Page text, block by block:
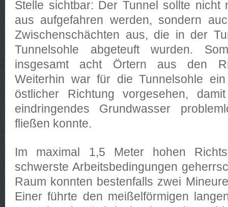
Stelle sichtbar: Der Tunnel sollte nicht
aus aufgefahren werden, sondern
Zwischenschächten aus, die in der
Tunnelsohle abgeteuft wurden.
insgesamt acht Örtern aus den
Weiterhin war für die Tunnelsohle
östlicher Richtung vorgesehen,
eindringendes Grundwasser
fließen konnte.
Im maximal 1,5 Meter hohen
schwerste Arbeitsbedingungen
Raum konnten bestenfalls zwei
Einer führte den meißelförmigen